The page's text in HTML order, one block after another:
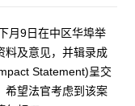
月9日在中区华埠举
料及意见，并辑录成
Statement)呈交
希望法官考虑到该案